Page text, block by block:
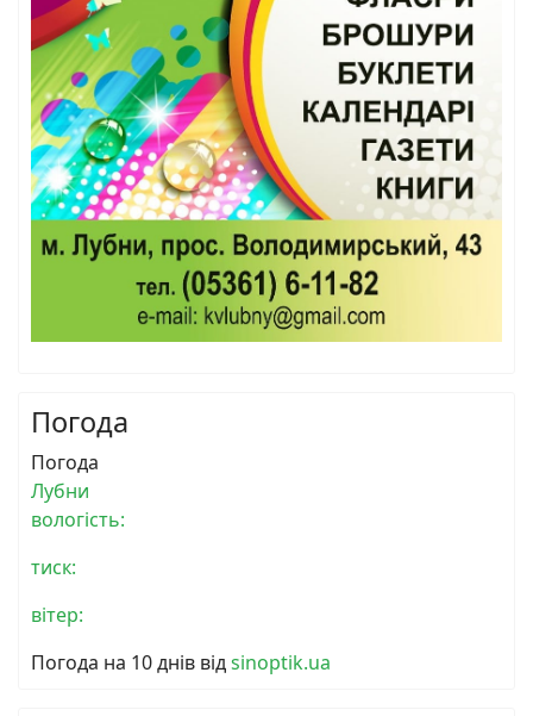
Погода
Погода
Лубни
вологість:
тиск:
вітер:
Погода на 10 днів відsinoptik.ua